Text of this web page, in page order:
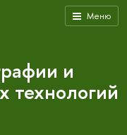
Меню
и
технологий